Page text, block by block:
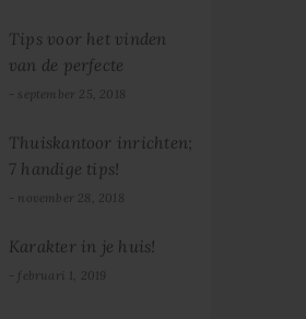
Tips voor het vinden
van de perfecte
winterjas
september 25, 2018
Thuiskantoor inrichten;
7 handige tips!
november 28, 2018
Karakter in je huis!
februari 1, 2019